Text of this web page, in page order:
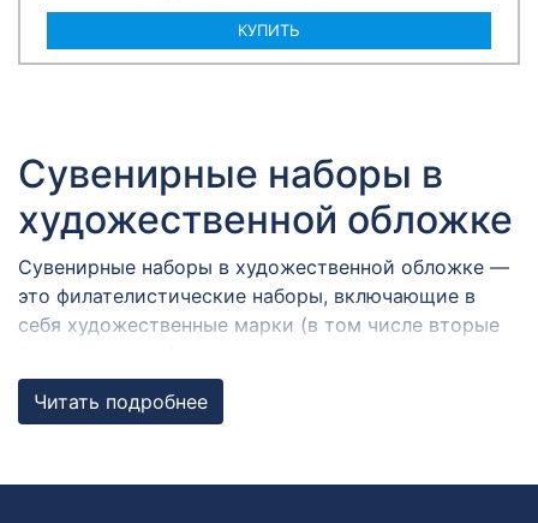
КУПИТЬ
Сувенирные наборы в
художественной обложке
Сувенирные наборы в художественной обложке —
это филателистические наборы, включающие в
себя художественные марки (в том числе вторые
гашениями в разных городах России,
объединенные общей темой. Художественная
Читать подробнее